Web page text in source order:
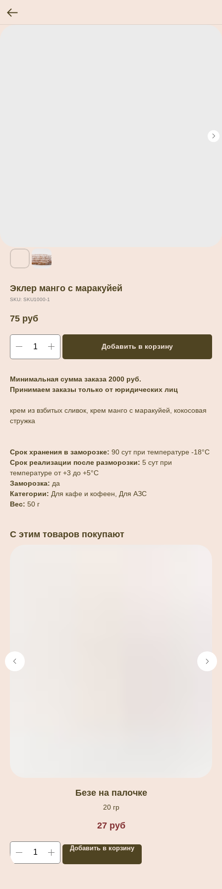
Эклер манго с маракуйей
SKU: SKU1000-1
75 руб
Добавить в корзину
Минимальная сумма заказа 2000 руб.
Принимаем заказы только от юридических лиц
крем из взбитых сливок, крем манго с маракуйей, кокосовая
стружка
Срок хранения в заморозке: 90 сут при температуре -18°С
Срок реализации после разморозки: 5 сут при
температуре от +3 до +5°С
Заморозка: да
Категории: Для кафе и кофеен, Для АЗС
Вес: 50 г
С этим товаров покупают
Безе на палочке
20 гр
27 руб
Добавить в корзину